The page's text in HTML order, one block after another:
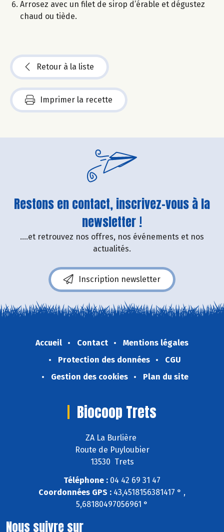
Arrosez avec un filet de sirop d’érable et dégustez
chaud ou tiède.
Retour à la liste
Imprimer la recette
Restons en contact, inscrivez-vous à la
newsletter !
....et retrouvez nos offres, nos événements et nos
actualités.
Inscription newsletter
Accueil Contact
Mentions légales
Protection des données
CGU
Gestion des cookies
Plan du site
Biocoop Trets
ZA La Burlière
Route de Puyloubier
13530 Trets
Téléphone : 04 42 69 31 47
Coordonnées GPS : 43,4518156381417 ° ,
5,68180497056961 °
Nous suivre sur